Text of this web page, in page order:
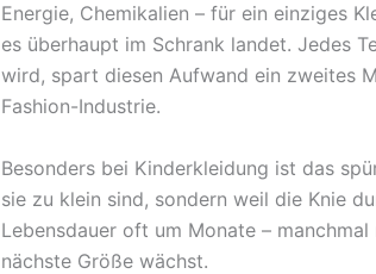
Energie, Chemikalien – für ein einziges
es überhaupt im Schrank landet. Jedes
wird, spart diesen Aufwand ein zweites
Fashion-Industrie.
Besonders bei Kinderkleidung ist das
sie zu klein sind, sondern weil die Knie
Lebensdauer oft um Monate –
nächste Größe wächst.